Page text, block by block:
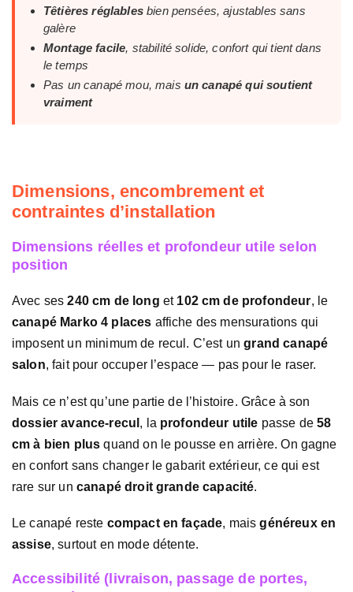
Têtières réglablesbien pensées, ajustables sans
galère
Montage facile, stabilité solide, confort qui tient dans
le temps
Pas un canapé mou, mais un canapé qui soutient
vraiment
Dimensions, encombrement et
contraintes d’installation
Dimensions réelles et profondeur utile selon
position
Avec ses240 cm de long et 102 cm de profondeur, le
canapé Marko 4 places affiche des mensurations qui
imposent un minimum de recul. C’est ungrand canapé
salon, fait pour occuper l’espace — pas pour le raser.
Mais ce n’est qu’une partie de l’histoire. Grâce à son
dossier avance-recul , la profondeur utile passe de58
cm à bien plus quand on le pousse en arrière. On gagne
en confort sans changer le gabarit extérieur, ce qui est
rare sur un canapé droit grande capacité.
Le canapé reste compact en façade, maisgénéreux en
assise, surtout en mode détente.
Accessibilité (livraison, passage de portes,